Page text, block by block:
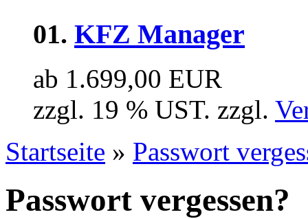
01. KFZ Manager
ab 1.699,00 EUR
zzgl. 19 % UST. zzgl.
Startseite » Passwort
Passwort vergessen?